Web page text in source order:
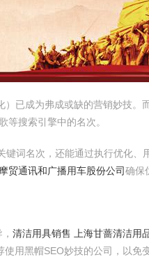
已成为弗成或缺的营销妙技。
搜索引擎中的名次。
词名次，还能通过执行优化
贸通讯和广播用车股份公司确保
清洁用具销售 上海甘蔷清洁用
用黑帽SEO妙技的公司，以免